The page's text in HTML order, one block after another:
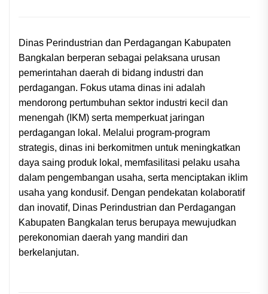
Dinas Perindustrian dan Perdagangan Kabupaten
Bangkalan berperan sebagai pelaksana urusan
pemerintahan daerah di bidang industri dan
perdagangan. Fokus utama dinas ini adalah
mendorong pertumbuhan sektor industri kecil dan
menengah (IKM) serta memperkuat jaringan
perdagangan lokal. Melalui program-program
strategis, dinas ini berkomitmen untuk meningkatkan
daya saing produk lokal, memfasilitasi pelaku usaha
dalam pengembangan usaha, serta menciptakan iklim
usaha yang kondusif. Dengan pendekatan kolaboratif
dan inovatif, Dinas Perindustrian dan Perdagangan
Kabupaten Bangkalan terus berupaya mewujudkan
perekonomian daerah yang mandiri dan
berkelanjutan.